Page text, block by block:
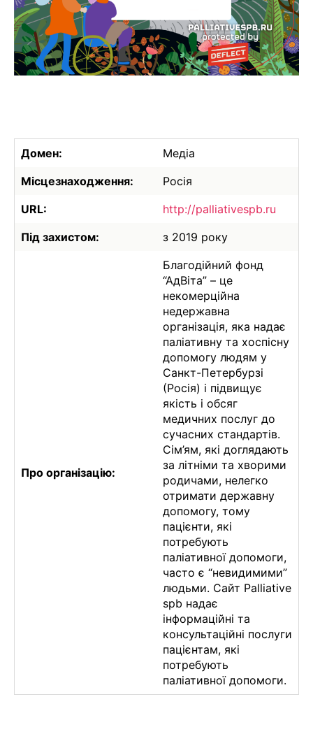
Домен:
Медіа
Місцезнаходження:
Росія
URL:
http://palliativespb.ru
Під захистом:
з 2019 року
Про організацію:
Благодійний фонд
“АдВіта” – це
некомерційна
недержавна
організація, яка надає
паліативну та хоспісну
допомогу людям у
Санкт-Петербурзі
(Росія) і підвищує
якість і обсяг
медичних послуг до
сучасних стандартів.
Сім’ям, які доглядають
за літніми та хворими
родичами, нелегко
отримати державну
допомогу, тому
пацієнти, які
потребують
паліативної допомоги,
часто є “невидимими”
людьми. Сайт Palliative
spb надає
інформаційні та
консультаційні послуги
пацієнтам, які
потребують
паліативної допомоги.